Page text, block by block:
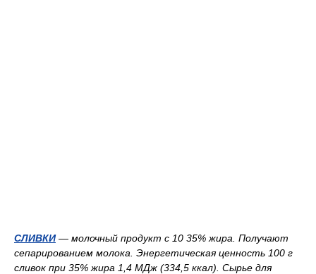
СЛИВКИ— молочный продукт с 10 35% жира. Получают
сепарированием молока. Энергетическая ценность 100 г
сливок при 35% жира 1,4 МДж (334,5 ккал). Сырье для